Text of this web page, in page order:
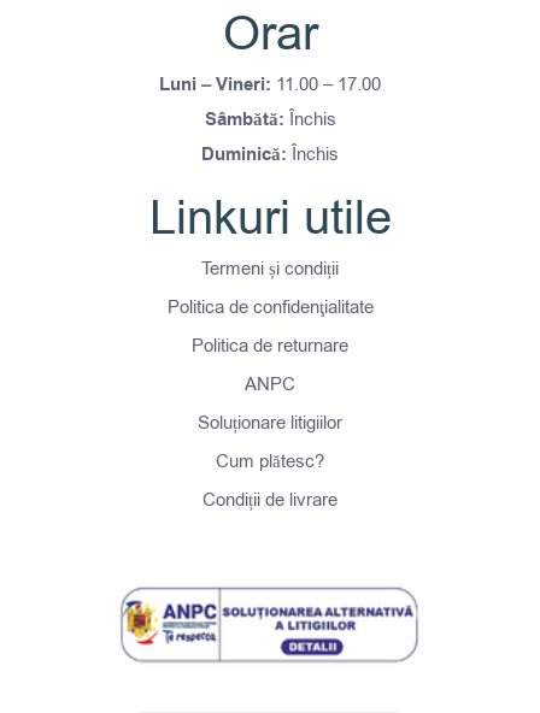
Orar
Luni – Vineri: 11.00 – 17.00
Sâmbătă: Închis
Duminică: Închis
Linkuri utile
Termeni și condiții
Politica de confidenţialitate
Politica de returnare
ANPC
Soluționare litigiilor
Cum plătesc?
Condiții de livrare